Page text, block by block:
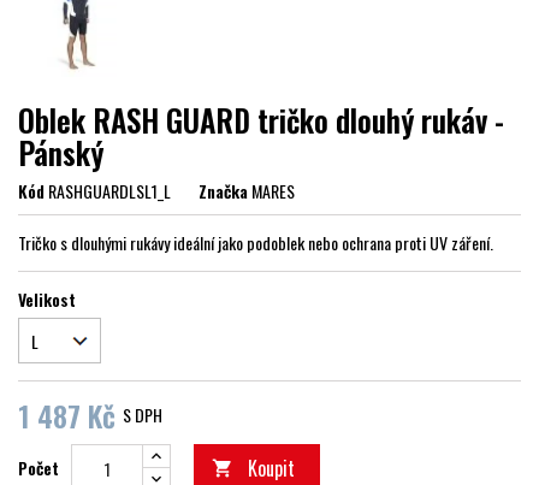
Oblek RASH GUARD tričko dlouhý rukáv -
Pánský
KódRASHGUARDLSL1_L ZnačkaMARES
Tričko s dlouhými rukávy ideální jako podoblek nebo ochrana proti UV záření.
Velikost
1 487 Kč S DPH
Počet  Koupit